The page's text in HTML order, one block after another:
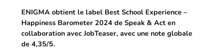
ENIGMA obtient le label Best School Experience –
Happiness Barometer 2024 de Speak & Act en
collaboration avec JobTeaser, avec une note globale
de 4,35/5.